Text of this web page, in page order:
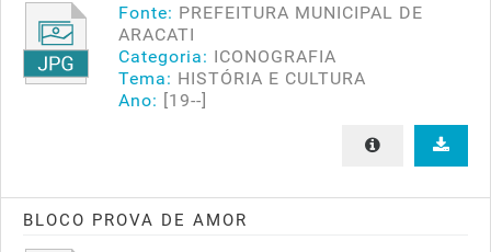
Fonte: PREFEITURA MUNICIPAL DE
ARACATI
Categoria: ICONOGRAFIA
Tema: HISTÓRIA E CULTURA
Ano: [19--]
BLOCO PROVA DE AMOR